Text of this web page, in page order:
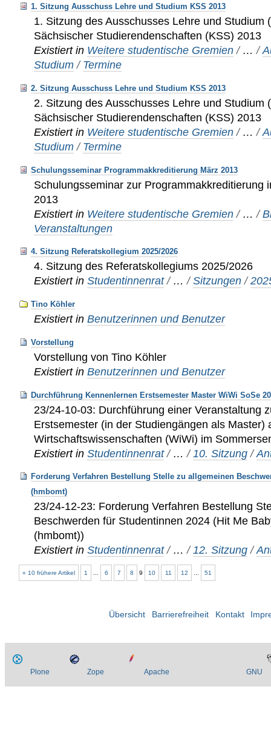
1. Sitzung Ausschuss Lehre und Studium KSS 2013
1. Sitzung des Ausschusses Lehre und Studium
Sächsischer Studierendenschaften (KSS) 2013
Existiert in Weitere studentische Gremien / …/
Studium / Termine
2. Sitzung Ausschuss Lehre und Studium KSS 2013
2. Sitzung des Ausschusses Lehre und Studium
Sächsischer Studierendenschaften (KSS) 2013
Existiert in Weitere studentische Gremien / …/
Studium / Termine
Schulungsseminar Programmakkreditierung März 2013
Schulungsseminar zur Programmakkreditierung
2013
Existiert in Weitere studentische Gremien / …/
Veranstaltungen
4. Sitzung Referatskollegium 2025/2026
4. Sitzung des Referatskollegiums 2025/2026
Existiert in Studentinnenrat / …/Sitzungen /
Tino Köhler
Existiert in Benutzerinnen und Benutzer
Vorstellung
Vorstellung von Tino Köhler
Existiert in Benutzerinnen und Benutzer
Durchführung Kennenlernen Erstsemester Master WiWi SoSe
23/24-10-03: Durchführung einer Veranstaltung
Erstsemester (in der Studiengängen als Master)
Wirtschaftswissenschaften (WiWi) im
Existiert in Studentinnenrat / …/ 10. Sitzung /
Forderung Verfahren Bestellung Stelle zu allgemeinen
(hmbomt)
23/24-12-23: Forderung Verfahren Bestellung
Beschwerden für Studentinnen 2024 (Hit Me
(hmbomt))
Existiert in Studentinnenrat / …/ 12. Sitzung /
« 10 frühere Artikel 1 6 7 8 9 10 11 12 51
Übersicht Barrierefreiheit Kontakt
Plone Zope Apache GNU